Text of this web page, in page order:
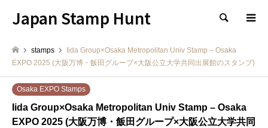
Japan Stamp Hunt 検索
stamps
Iida Group×Osaka Metropolitan Univ Stamp – Osaka
EXPO 2025 (大阪万博・飯田グループ×大阪公立大学共同出展館のスタンプ)
Osaka EXPO Stamps
Iida Group×Osaka Metropolitan Univ Stamp – Osaka
EXPO 2025 (大阪万博・飯田グループ×大阪公立大学共同